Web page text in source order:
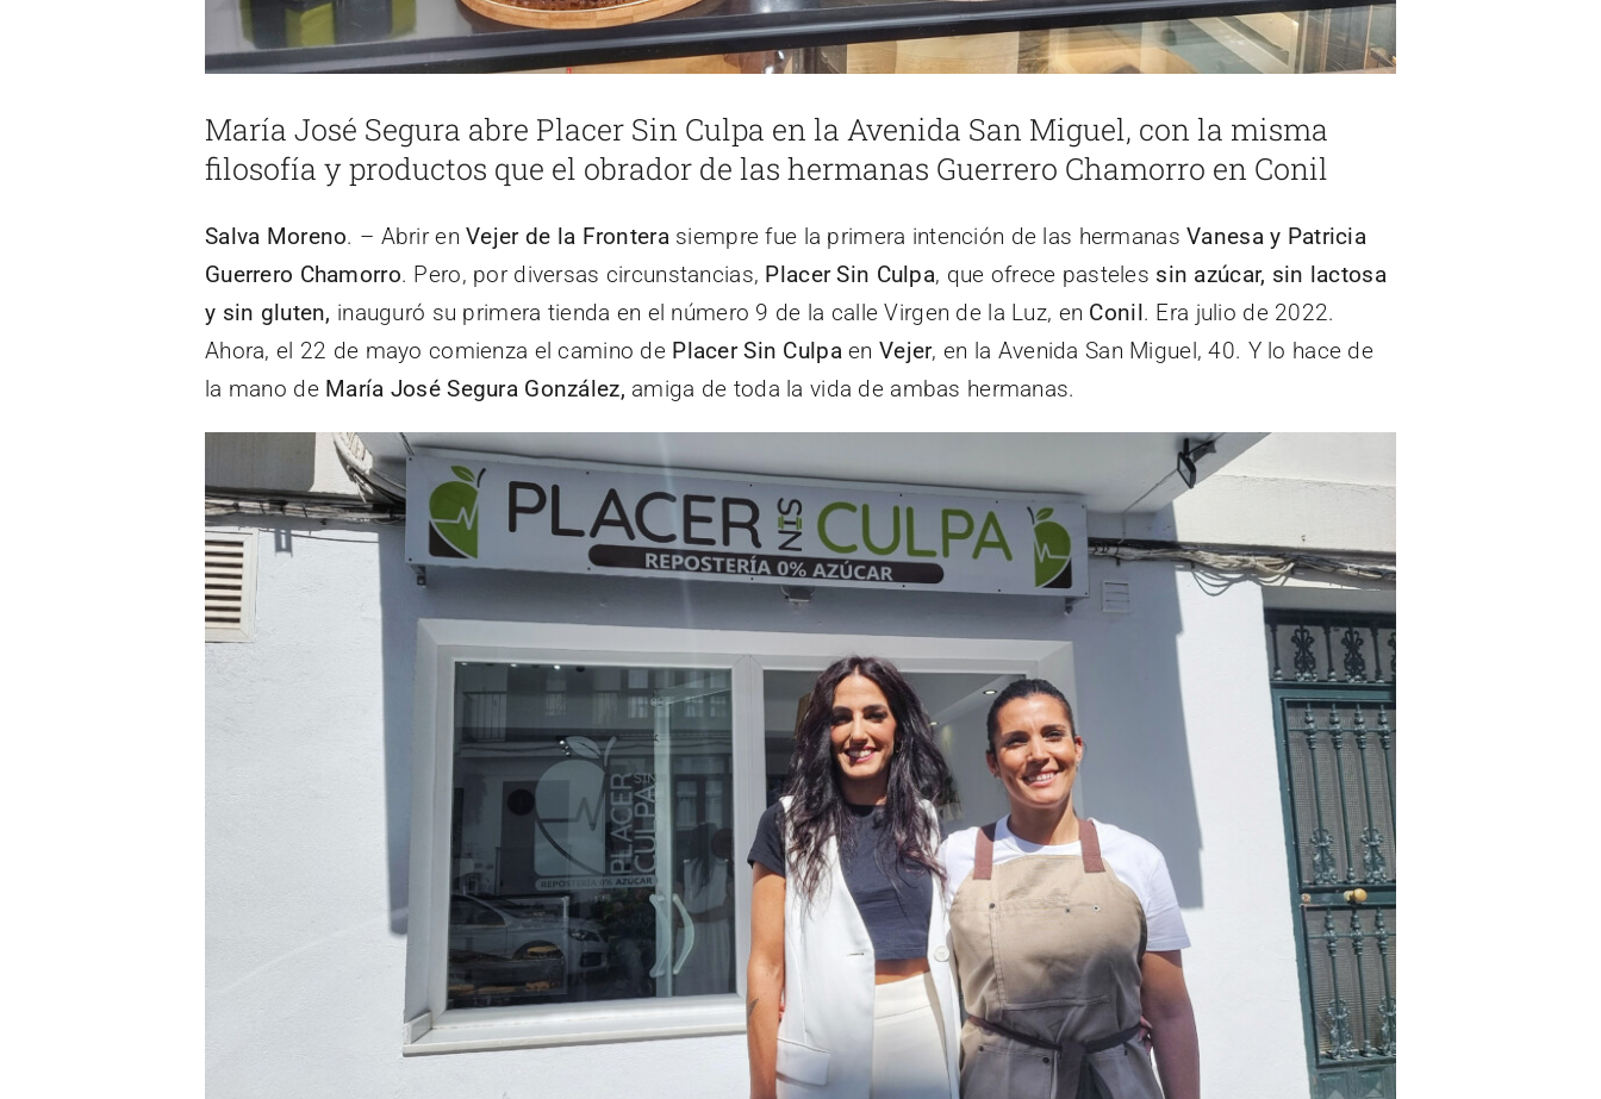
María José Segura abre Placer Sin Culpa en la Avenida San Miguel, con la misma
filosofía y productos que el obrador de las hermanas Guerrero Chamorro en Conil
Salva Moreno. – Abrir enVejer de la Fronterasiempre fue la primera intención de las hermanasVanesa y Patricia
Guerrero Chamorro. Pero, por diversas circunstancias, Placer Sin Culpa, que ofrece pasteles sin azúcar, sin lactosa
y sin gluten, inauguró su primera tienda en el número 9 de la calle Virgen de la Luz, en Conil. Era julio de 2022.
Ahora, el 22 de mayo comienza el camino de Placer Sin Culpaen Vejer, en la Avenida San Miguel, 40. Y lo hace de
la mano de María José Segura González, amiga de toda la vida de ambas hermanas.